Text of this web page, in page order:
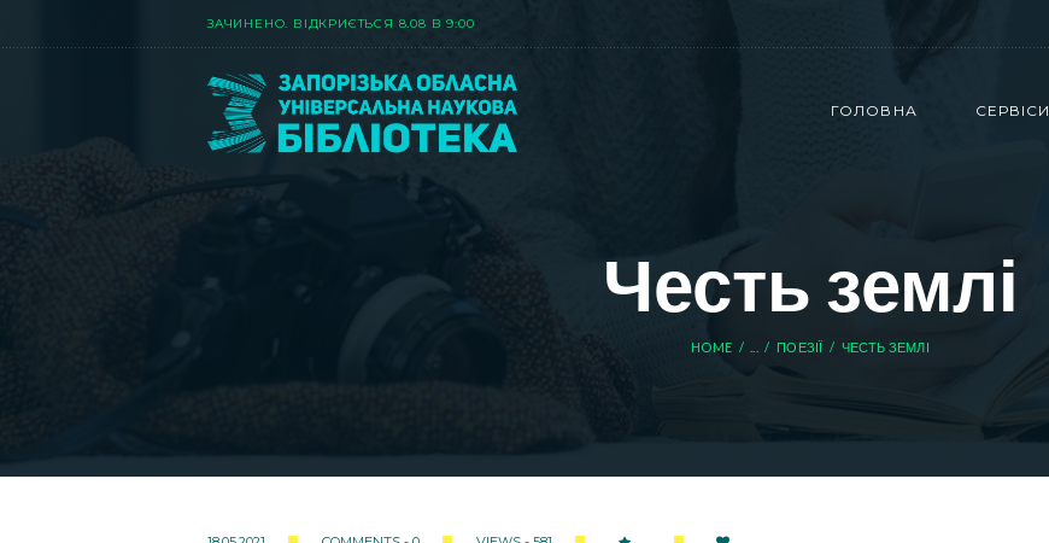
ЗАЧИНЕНО. ВIДКРИЄТЬСЯ 8.08 В 9:00
ГОЛОВНА СЕРВІСИ
Честь землі
HOME ПОЕЗІЇ ЧЕСТЬ ЗЕМЛІ